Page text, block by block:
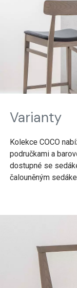
Varianty
Kolekce COCO
područkami a
dostupné se
čalouněným